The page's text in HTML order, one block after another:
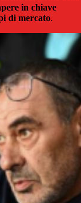
in chiave
di mercato.